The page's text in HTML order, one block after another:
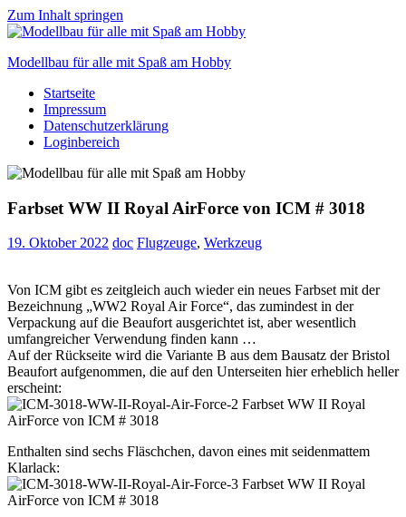
Zum Inhalt springen
Modellbau für alle mit Spaß am Hobby
Scale
modelling
to
Startseite
Impressum
Datenschutzerklärung
Loginbereich
Farbset WW II Royal AirForce von ICM # 3018
19. Oktober 2022 doc Flugzeuge, Werkzeug
Von ICM gibt es zeitgleich auch wieder ein neues Farbset mit der
Bezeichnung „WW2 Royal Air Force“, das zumindest in der
Verpackung auf die Beaufort ausgerichtet ist, aber wesentlich
umfangreicher Verwendung finden kann …
Auf der Rückseite wird die Variante B aus dem Bausatz der Bristol
Beaufort aufgenommen, die auf den Unterseiten hier erheblich heller
erscheint:
Enthalten sind sechs Fläschchen, davon eines mit seidenmattem
Klarlack: